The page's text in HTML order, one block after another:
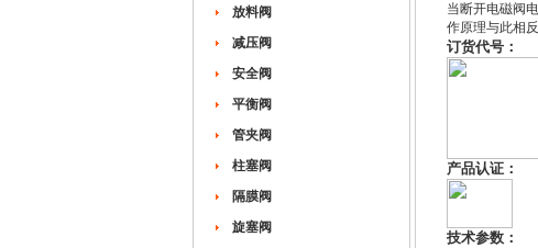
放料阀
减压阀
安全阀
平衡阀
管夹阀
柱塞阀
隔膜阀
旋塞阀
当断开电磁阀
作原理与此相反
订货代号：
产品认证：
技术参数：